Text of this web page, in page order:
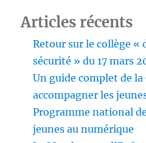
Articles récents
Retour sur le collège «
sécurité » du 17 mars
Un guide complet de la
accompagner les
Programme national
jeunes au numérique